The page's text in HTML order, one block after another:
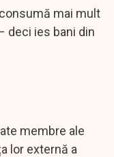
mai mult
deci ies bani din
membre ale
lor externă a